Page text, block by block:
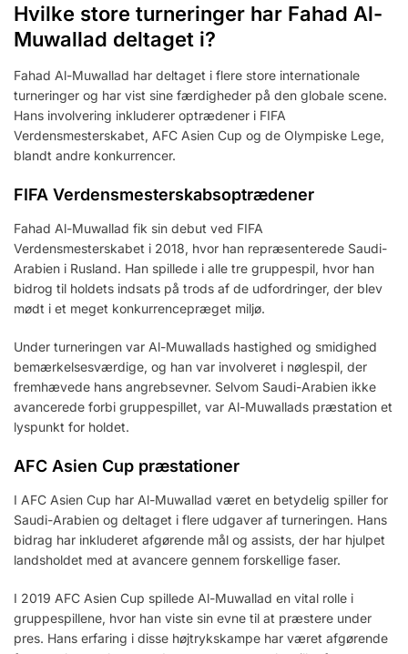
Hvilke store turneringer har Fahad Al-
Muwallad deltaget i?
Fahad Al-Muwallad har deltaget i flere store internationale
turneringer og har vist sine færdigheder på den globale scene.
Hans involvering inkluderer optrædener i FIFA
Verdensmesterskabet, AFC Asien Cup og de Olympiske Lege,
blandt andre konkurrencer.
FIFA Verdensmesterskabsoptrædener
Fahad Al-Muwallad fik sin debut ved FIFA
Verdensmesterskabet i 2018, hvor han repræsenterede Saudi-
Arabien i Rusland. Han spillede i alle tre gruppespil, hvor han
bidrog til holdets indsats på trods af de udfordringer, der blev
mødt i et meget konkurrencepræget miljø.
Under turneringen var Al-Muwallads hastighed og smidighed
bemærkelsesværdige, og han var involveret i nøglespil, der
fremhævede hans angrebsevner. Selvom Saudi-Arabien ikke
avancerede forbi gruppespillet, var Al-Muwallads præstation et
lyspunkt for holdet.
AFC Asien Cup præstationer
I AFC Asien Cup har Al-Muwallad været en betydelig spiller for
Saudi-Arabien og deltaget i flere udgaver af turneringen. Hans
bidrag har inkluderet afgørende mål og assists, der har hjulpet
landsholdet med at avancere gennem forskellige faser.
I 2019 AFC Asien Cup spillede Al-Muwallad en vital rolle i
gruppespillene, hvor han viste sin evne til at præstere under
pres. Hans erfaring i disse højtrykskampe har været afgørende